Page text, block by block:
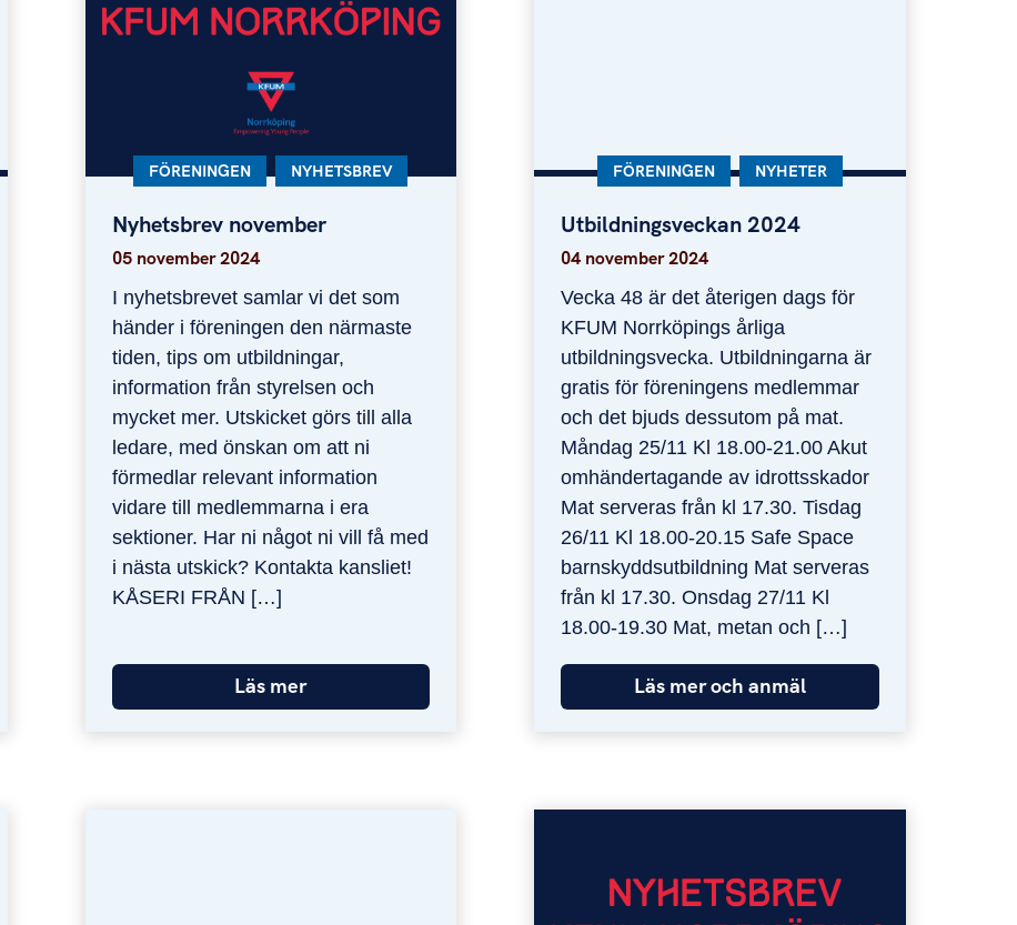
Nyhetsbrev november
Nyhetsbrev november
KATEGORI:
FÖRENINGEN KATEGORI:
NYHETSBREV
05 november 2024
I nyhetsbrevet samlar vi det som
händer i föreningen den närmaste
tiden, tips om utbildningar,
information från styrelsen och
mycket mer. Utskicket görs till alla
ledare, med önskan om att ni
förmedlar relevant information
vidare till medlemmarna i era
sektioner. Har ni något ni vill få med
i nästa utskick? Kontakta kansliet!
KÅSERI FRÅN […]
Läs mer
Utbildningsveckan 2024
Utbildningsveckan 2024
KATEGORI:
FÖRENINGEN KATEGORI:
NYHETER
04 november 2024
Vecka 48 är det återigen dags för
KFUM Norrköpings årliga
utbildningsvecka. Utbildningarna är
gratis för föreningens medlemmar
och det bjuds dessutom på mat.
Måndag 25/11 Kl 18.00-21.00 Akut
omhändertagande av idrottsskador
Mat serveras från kl 17.30. Tisdag
26/11 Kl 18.00-20.15 Safe Space
barnskyddsutbildning Mat serveras
från kl 17.30. Onsdag 27/11 Kl
18.00-19.30 Mat, metan och […]
Läs mer och anmäl